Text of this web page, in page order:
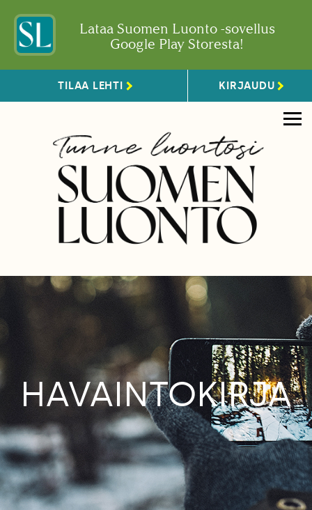
Lataa Suomen Luonto -sovellus
Google Play Storesta!
TILAA LEHTI KIRJAUDU
HAVAINTOKIRJA